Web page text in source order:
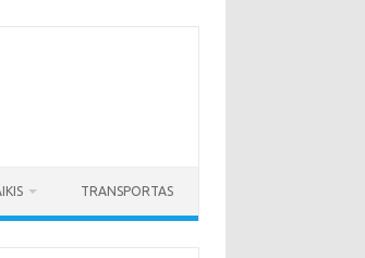
TRANSPORTAS